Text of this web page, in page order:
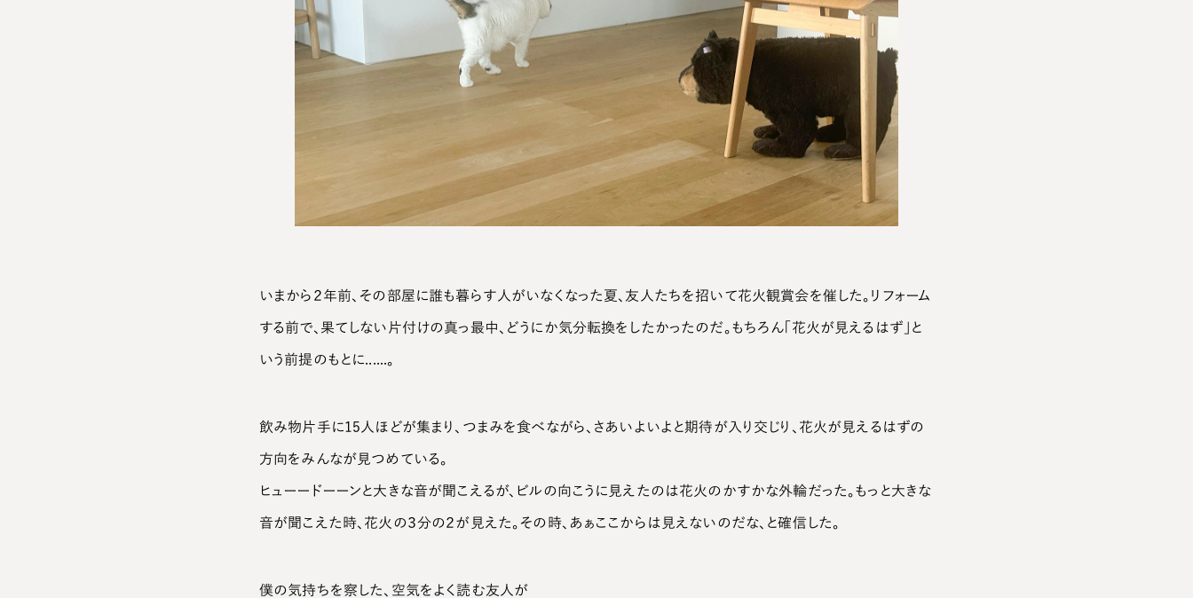
いまから２年前、その部屋に誰も暮らす人がいなくなった夏、友人たちを招いて花火観賞会を催した。リフォーム
する前で、果てしない片付けの真っ最中、どうにか気分転換をしたかったのだ。もちろん「花火が見えるはず」と
いう前提のもとに......。
飲み物片手に15人ほどが集まり、つまみを食べながら、さあいよいよと期待が入り交じり、花火が見えるはずの
方向をみんなが見つめている。
ヒューードーーンと大きな音が聞こえるが、ビルの向こうに見えたのは花火のかすかな外輪だった。もっと大きな
音が聞こえた時、花火の３分の２が見えた。その時、あぁここからは見えないのだな、と確信した。
僕の気持ちを察した、空気をよく読む友人が